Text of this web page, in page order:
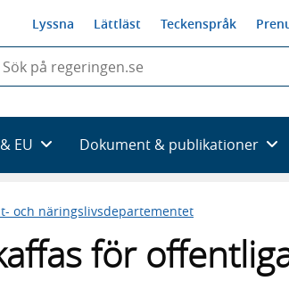
Lyssna Lättläst Teckenspråk
du
EU Dokument & publikationer
och näringslivsdepartementet
för